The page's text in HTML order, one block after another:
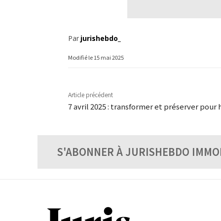
Par jurishebdo_
Modifié le15 mai 2025
Article précédent
7 avril 2025 : transformer et préserver pour
S'ABONNER À JURISHEBDO